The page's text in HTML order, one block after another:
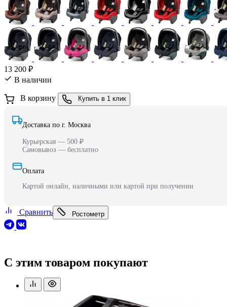
13 200 ₽
В наличии
В корзину Купить в 1 клик
Доставка по г. Москва
Курьерская — 500 ₽
Самовывоз — бесплатно
Оплата
Картой онлайн, наличными или картой при получении
Сравнить Ростометр
С этим товаром покупают